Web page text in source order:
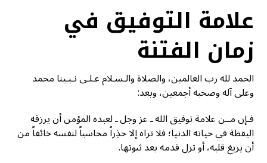
علامة التوفيق في
زمان الفتنة
الحمد لله رب العالمين، والصلاة والـسـلام عـلـى نـبـينا محمد
وعلى آله وصحبه أجمعين، وبعد:
فـإن مــن علامة توفيق الله ـ عز وجل ـ لعبده المؤمن أن يرزقه
اليقظة في حياته الدنيا؛ فلا تراه إلا حذِراً محاسباً لنفسه خائفاً من
أن يزيغ قلبه، أو تزل قدمه بعد ثبوتها.